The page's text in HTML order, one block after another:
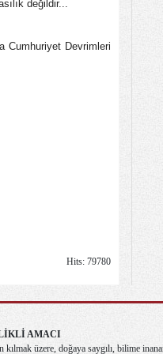
değildir...
Cumhuriyet Devrimleri
Hits: 79780
AMACI
üzere, doğaya saygılı, bilime